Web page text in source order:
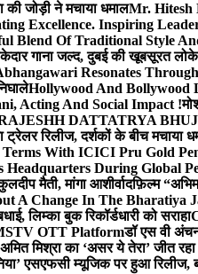
की जोड़ी ने मचाया धमालMr. Hitesh
Excellence. Inspiring
Blend Of Traditional Style
गाना जल्द, दुबई की खूबसूरत
Resonates
Hollywood And Bollywood
Acting And Social Impact !
DATTATRYA
ट्रेलर रिलीज, दर्शकों के बीच मचाया
With ICICI Pru Gold
During Global
मैती, मांगा आशीर्वादफ़िल्म
A Change In The
लिम्का बुक रिकॉर्डधारी को सराहा
OTT Platformडॉ एस वी अंचन
मिश्रा का ‘असर ये तेरा’ जीत
एसएफसी म्यूजिक पर हुआ